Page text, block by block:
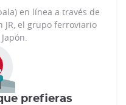
en línea a través de
JR, el grupo ferroviario
prefieras